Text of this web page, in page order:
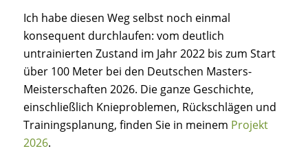
Ich habe diesen Weg selbst noch einmal
konsequent durchlaufen: vom deutlich
untrainierten Zustand im Jahr 2022 bis zum Start
über 100 Meter bei den Deutschen Masters-
Meisterschaften 2026. Die ganze Geschichte,
einschließlich Knieproblemen, Rückschlägen und
Trainingsplanung, finden Sie in meinem Projekt
2026.